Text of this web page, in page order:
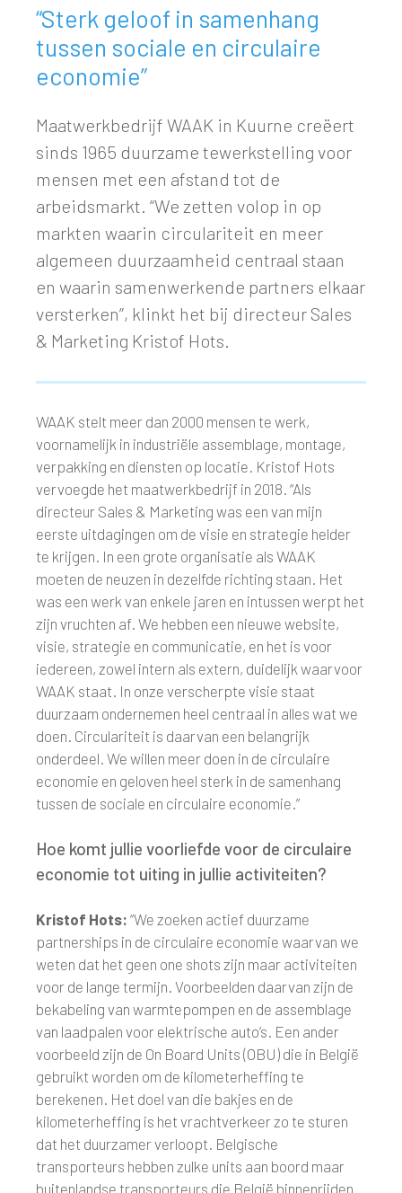
“Sterk geloof in samenhang
tussen sociale en circulaire
economie”
Maatwerkbedrijf WAAK in Kuurne creëert
sinds 1965 duurzame tewerkstelling voor
mensen met een afstand tot de
arbeidsmarkt. “We zetten volop in op
markten waarin circulariteit en meer
algemeen duurzaamheid centraal staan
en waarin samenwerkende partners elkaar
versterken”, klinkt het bij directeur Sales
& Marketing Kristof Hots.
WAAK stelt meer dan 2000 mensen te werk,
voornamelijk in industriële assemblage, montage,
verpakking en diensten op locatie. Kristof Hots
vervoegde het maatwerkbedrijf in 2018. “Als
directeur Sales & Marketing was een van mijn
eerste uitdagingen om de visie en strategie helder
te krijgen. In een grote organisatie als WAAK
moeten de neuzen in dezelfde richting staan. Het
was een werk van enkele jaren en intussen werpt het
zijn vruchten af. We hebben een nieuwe website,
visie, strategie en communicatie, en het is voor
iedereen, zowel intern als extern, duidelijk waarvoor
WAAK staat. In onze verscherpte visie staat
duurzaam ondernemen heel centraal in alles wat we
doen. Circulariteit is daarvan een belangrijk
onderdeel. We willen meer doen in de circulaire
economie en geloven heel sterk in de samenhang
tussen de sociale en circulaire economie.”
Hoe komt jullie voorliefde voor de circulaire
economie tot uiting in jullie activiteiten?
Kristof Hots: “We zoeken actief duurzame
partnerships in de circulaire economie waarvan we
weten dat het geen one shots zijn maar activiteiten
voor de lange termijn. Voorbeelden daarvan zijn de
bekabeling van warmtepompen en de assemblage
van laadpalen voor elektrische auto’s. Een ander
voorbeeld zijn de On Board Units (OBU) die in België
gebruikt worden om de kilometerheffing te
berekenen. Het doel van die bakjes en de
kilometerheffing is het vrachtverkeer zo te sturen
dat het duurzamer verloopt. Belgische
transporteurs hebben zulke units aan boord maar
buitenlandse transporteurs die België binnenrijden